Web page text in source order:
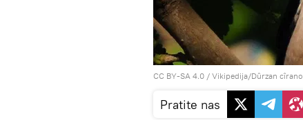
CC BY-SA 4.0 / Vikipedija/Dûrzan cîrano
Pratite nas